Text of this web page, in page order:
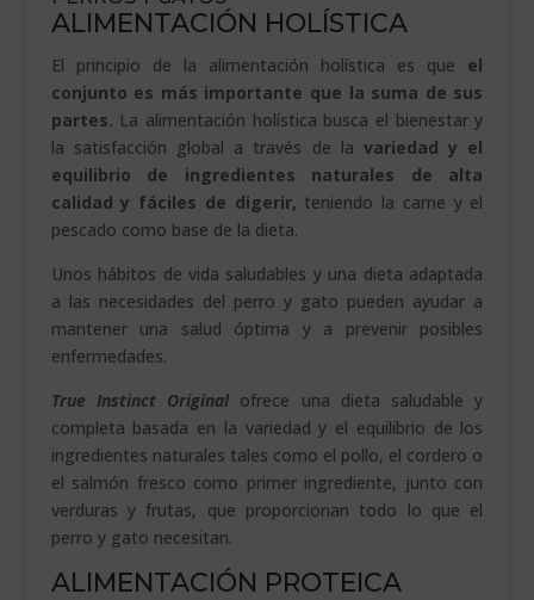
ALIMENTACIÓN HOLÍSTICA
El principio de la alimentación holística es que el
conjunto es más importante que la suma de sus
partes. La alimentación holística busca el bienestar y
la satisfacción global a través de lavariedad y el
equilibrio de ingredientes naturales de alta
calidad y fáciles de digerir, teniendo la carne y el
pescado como base de la dieta.
Unos hábitos de vida saludables y una dieta adaptada
a las necesidades del perro y gato pueden ayudar a
mantener una salud óptima y a prevenir posibles
enfermedades.
True Instinct Original ofrece una dieta saludable y
completa basada en la variedad y el equilibrio de los
ingredientes naturales tales como el pollo, el cordero o
el salmón fresco como primer ingrediente, junto con
verduras y frutas, que proporcionan todo lo que el
perro y gato necesitan.
ALIMENTACIÓN PROTEICA